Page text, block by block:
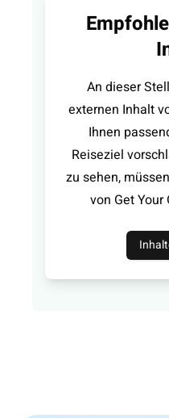
An dieser
externen Inhalt
Ihnen
Reiseziel
zu sehen,
von Get